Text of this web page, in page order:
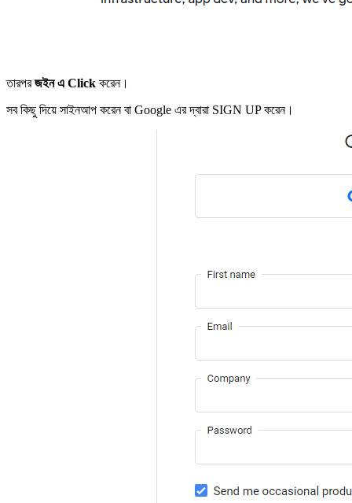
তারপরজইন এ Click করেন।
সব কিছু দিয়ে সাইনআপ করেন বা Google এর দ্বারা SIGN UP করেন।